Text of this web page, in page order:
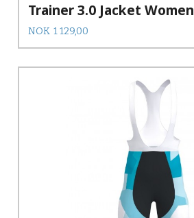
Trainer 3.0 Jacket Women
Pris
NOK 1 129,00